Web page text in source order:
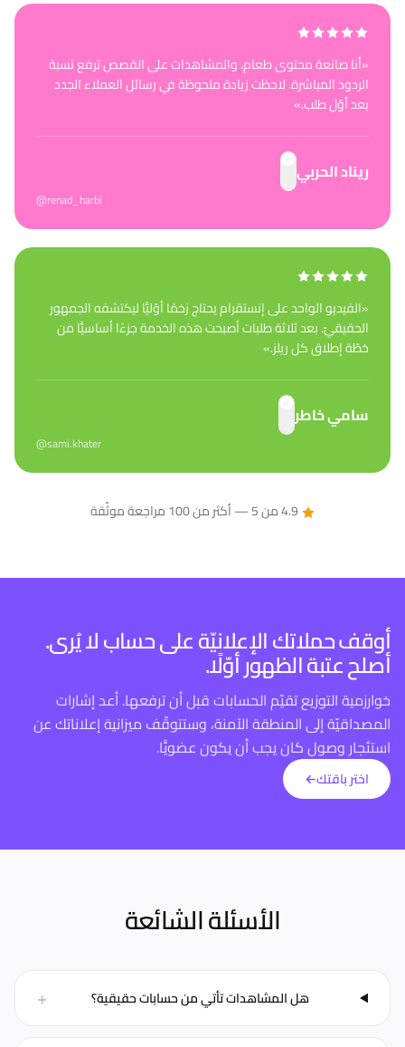
«أنا صانعة محتوى طعام، والمشاهدات على القصص ترفع نسبة
الردود المباشرة. لاحظت زيادة ملحوظة في رسائل العملاء الجدد
بعد أوّل طلب.»
ريناد الحربي
@renad_harbi
«الفيديو الواحد على إنستقرام يحتاج زخمًا أوّليًّا ليكتشفه الجمهور
الحقيقيّ. بعد ثلاثة طلبات أصبحت هذه الخدمة جزءًا أساسيًّا من
خطّة إطلاق كل ريلز.»
سامي خاطر
@sami.khater
4.9 من 5 — أكثر من 100 مراجعة موثّقة
أوقف حملاتك الإعلانيّة على حساب لا يُرى.
أصلح عتبة الظهور أوّلًا.
خوارزمية التوزيع تقيّم الحسابات قبل أن ترفعها. أعد إشارات
المصداقيّة إلى المنطقة الآمنة، وستتوقّف ميزانية إعلاناتك عن
استئجار وصول كان يجب أن يكون عضويًّا.
اختر باقتك←
الأسئلة الشائعة
هل المشاهدات تأتي من حسابات حقيقية؟ +